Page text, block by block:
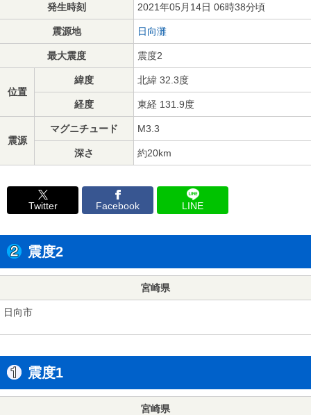
発生時刻 2021年05月14日 06時38分頃
震源地 日向灘
最大震度 震度2
位置
緯度 北緯 32.3度
経度 東経 131.9度
震源
マグニチュード M3.3
深さ 約20km
Twitter Facebook LINE
震度2
宮崎県
日向市
震度1
宮崎県